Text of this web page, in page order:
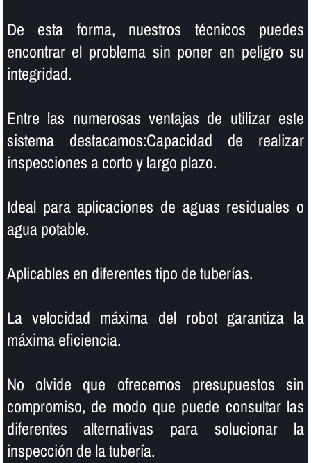
De esta forma, nuestros técnicos puedes
encontrar el problema sin poner en peligro su
integridad.
Entre las numerosas ventajas de utilizar este
sistema destacamos:Capacidad de realizar
inspecciones a corto y largo plazo.
Ideal para aplicaciones de aguas residuales o
agua potable.
Aplicables en diferentes tipo de tuberí­as.
La velocidad máxima del robot garantiza la
máxima eficiencia.
No olvide que ofrecemos presupuestos sin
compromiso, de modo que puede consultar las
diferentes alternativas para solucionar la
inspección de la tuberí­a.